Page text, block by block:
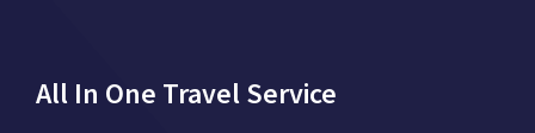
All In One Travel Service